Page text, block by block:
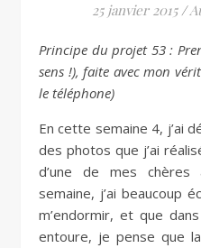
25 janvier 2015 /
Principe du projet 53 : Prendre une jolie photo (à mon
sens !), faite avec mon
le téléphone)
En cette semaine 4, j’ai
des photos que j’ai
d’une de mes chères
semaine, j’ai beaucoup
m’endormir, et que
entoure, je pense que